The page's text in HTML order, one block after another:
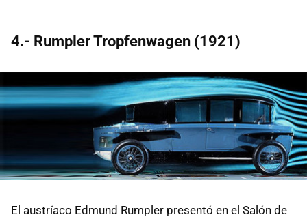
4.- Rumpler Tropfenwagen (1921)
El austríaco Edmund Rumpler presentó en el Salón de